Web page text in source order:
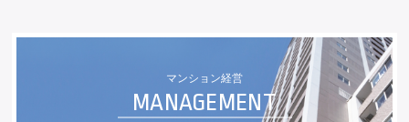
マンション経営